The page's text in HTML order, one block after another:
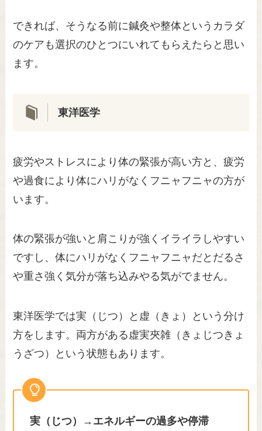
できれば、そうなる前に鍼灸や整体というカラダ
のケアも選択のひとつにいれてもらえたらと思い
ます。
東洋医学
疲労やストレスにより体の緊張が高い方と、疲労
や過食により体にハリがなくフニャフニャの方が
います。
体の緊張が強いと肩こりが強くイライラしやすい
ですし、体にハリがなくフニャフニャだとだるさ
や重さ強く気分が落ち込みやる気がでません。
東洋医学では実（じつ）と虚（きょ）という分け
方をします。両方がある虚実夾雑（きょじつきょ
うざつ）という状態もあります。
実（じつ）→エネルギーの過多や停滞